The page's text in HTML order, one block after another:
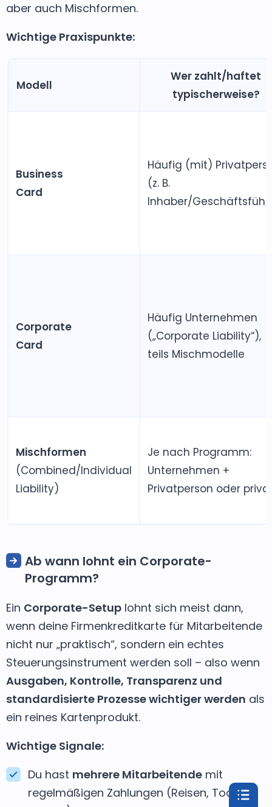
aber auch Mischformen.
Wichtige Praxispunkte:
Modell
Wer zahlt/haftet
typischerweise?
Business
Card
Häufig (mit)
(z. B.
Inhaber/
Corporate
Card
Häufig Unternehmen
(„Corporate Liability“),
teils Mischmodelle
Mischformen
(Combined/Individual
Liability)
Je nach Programm:
Unternehmen +
Privatperson oder
Ab wann lohnt ein Corporate-
Programm?
Ein Corporate-Setup lohnt sich meist dann,
wenn deine Firmenkreditkarte für Mitarbeitende
nicht nur „praktisch“, sondern ein echtes
Steuerungsinstrument werden soll – also wenn
Ausgaben, Kontrolle, Transparenz und
standardisierte Prozesse wichtiger werden als
ein reines Kartenprodukt.
Wichtige Signale:
Du hast mehrere Mitarbeitende mit
regelmäßigen Zahlungen (Reisen, Tools,